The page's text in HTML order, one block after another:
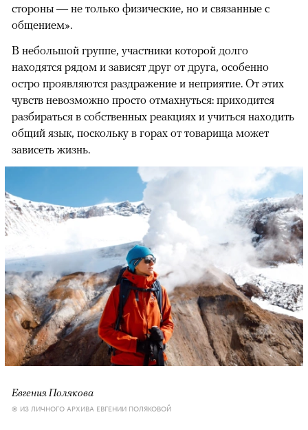
стороны — не только физические, но и связанные с
общением».
В небольшой группе, участники которой долго
находятся рядом и зависят друг от друга, особенно
остро проявляются раздражение и неприятие. От этих
чувств невозможно просто отмахнуться: приходится
разбираться в собственных реакциях и учиться находить
общий язык, поскольку в горах от товарища может
зависеть жизнь.
Евгения Полякова
© ИЗ ЛИЧНОГО АРХИВА ЕВГЕНИИ ПОЛЯКОВОЙ